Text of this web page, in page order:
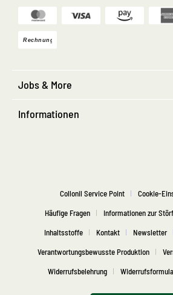
Jobs & More
Informationen
Collonil Service Point
Cookie-
Häufige Fragen
Informationen zur
Inhaltsstoffe
Kontakt Newsletter
Verantwortungsbewusste Produktion
Widerrufsbelehrung